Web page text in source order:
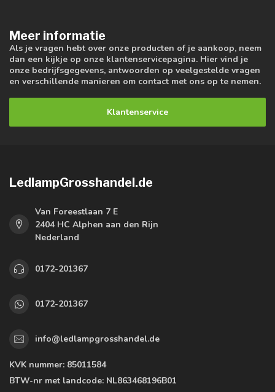
Meer informatie
Als je vragen hebt over onze producten of je aankoop, neem
dan een kijkje op onze klantenservicepagina. Hier vind je
onze bedrijfsgegevens, antwoorden op veelgestelde vragen
en verschillende manieren om contact met ons op te nemen.
Klantenservice
LedlampGrosshandel.de
Van Foreestlaan 7 E
2404 HC Alphen aan den Rijn
Nederland
0172-201367
0172-201367
info@ledlampgrosshandel.de
KVK nummer: 85011584
BTW-nr met landcode: NL863468196B01